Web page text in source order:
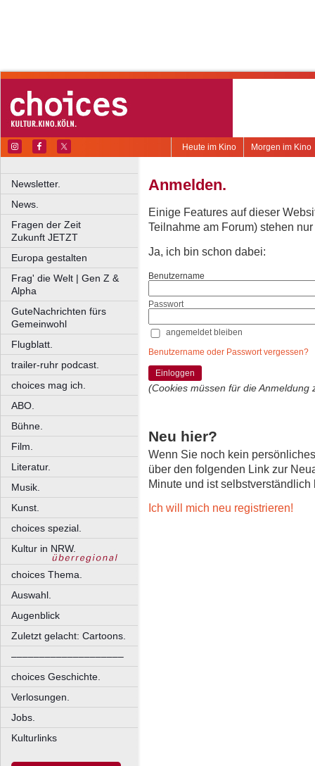
Morgen im Kino
Heute im Kino
Newsletter.
News.
Fragen der Zeit
Zukunft JETZT
Europa gestalten
Frag' die Welt | Gen Z &
Alpha
GuteNachrichten fürs
Gemeinwohl
Flugblatt.
trailer-ruhr podcast.
choices mag ich.
ABO.
Bühne.
Film.
Literatur.
Musik.
Kunst.
choices spezial.
Kultur in NRW.
choices Thema.
Auswahl.
Augenblick
Zuletzt gelacht: Cartoons.
––––––––––––––––––––
choices Geschichte.
Verlosungen.
Jobs.
Kulturlinks
Anmelden.
Einige Features auf dieser
Teilnahme am Forum) stehen
Ja, ich bin schon dabei:
Benutzername
Passwort
angemeldet bleiben
Benutzername oder Passwort vergessen?
Einloggen
(Cookies müssen für die Anmeldung
Neu hier?
Wenn Sie noch kein
über den folgenden Link zur
Minute und ist selbstverständlich
Ich will mich neu registrieren!